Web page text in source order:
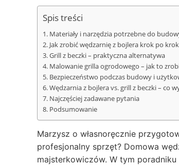
Spis treści
Materiały i narzędzia potrzebne do
Jak zrobić wędzarnię z bojlera krok po
Grill z beczki – praktyczna alternatywa
Malowanie grilla ogrodowego – jak to
Bezpieczeństwo podczas budowy i
Wędzarnia z bojlera vs. grill z beczki – co
Najczęściej zadawane pytania
Podsumowanie
Marzysz o własnoręcznie
profesjonalny sprzęt? Domowa
majsterkowiczów. W tym